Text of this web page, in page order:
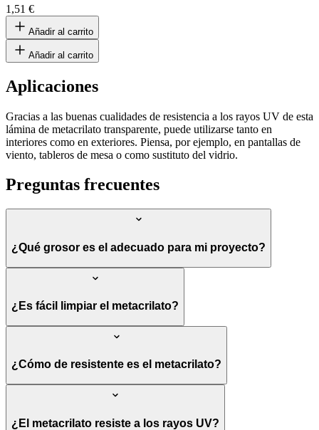
1,51 €
Añadir al carrito
Añadir al carrito
Aplicaciones
Gracias a las buenas cualidades de resistencia a los rayos UV de esta
lámina de metacrilato transparente, puede utilizarse tanto en
interiores como en exteriores. Piensa, por ejemplo, en pantallas de
viento, tableros de mesa o como sustituto del vidrio.
Preguntas frecuentes
¿Qué grosor es el adecuado para mi proyecto?
¿Es fácil limpiar el metacrilato?
¿Cómo de resistente es el metacrilato?
¿El metacrilato resiste a los rayos UV?